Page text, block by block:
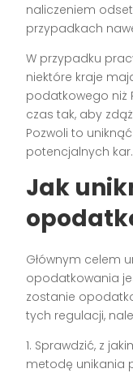
naliczeniem
przypadkach
W przypadku
niektóre kraje
podatkowego niż
czas tak, aby
Pozwoli to
potencjalnych kar.
Jak
Głównym celem
opodatkowania
zostanie
tych regulacji,
1. Sprawdzić, z
metodę unikania